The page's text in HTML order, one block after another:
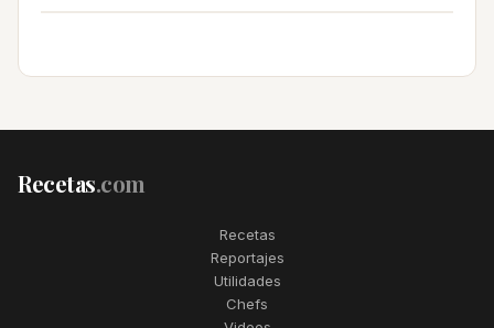
Recetas.com
Recetas
Reportajes
Utilidades
Chefs